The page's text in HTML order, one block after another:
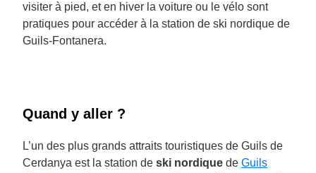
visiter à pied, et en hiver la voiture ou le vélo sont
pratiques pour accéder à la station de ski nordique de
Guils-Fontanera.
Quand y aller ?
L’un des plus grands attraits touristiques de Guils de
Cerdanya est la station de ski nordique de Guils